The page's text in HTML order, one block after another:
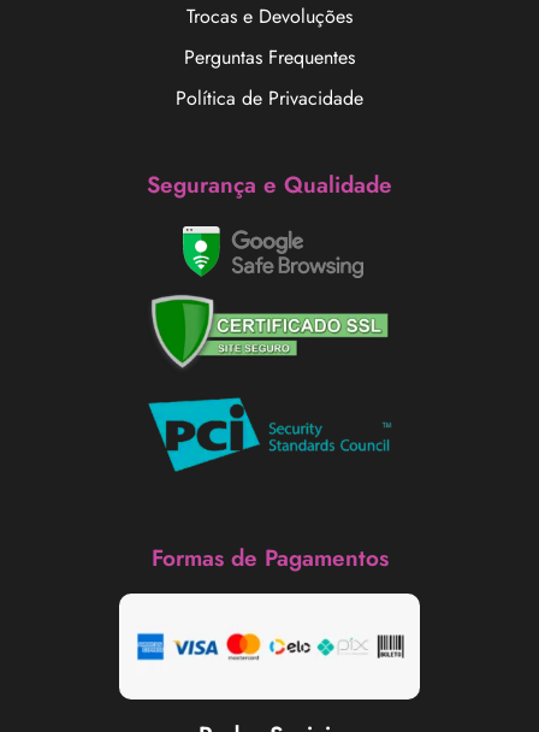
Trocas e Devoluções
Perguntas Frequentes
Política de Privacidade
Segurança e Qualidade
Formas de Pagamentos